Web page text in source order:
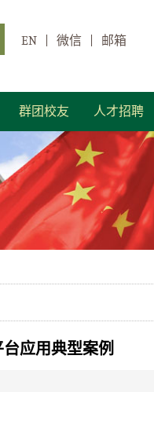
EN 微信 邮箱
群团校友 人才招聘
应用典型案例